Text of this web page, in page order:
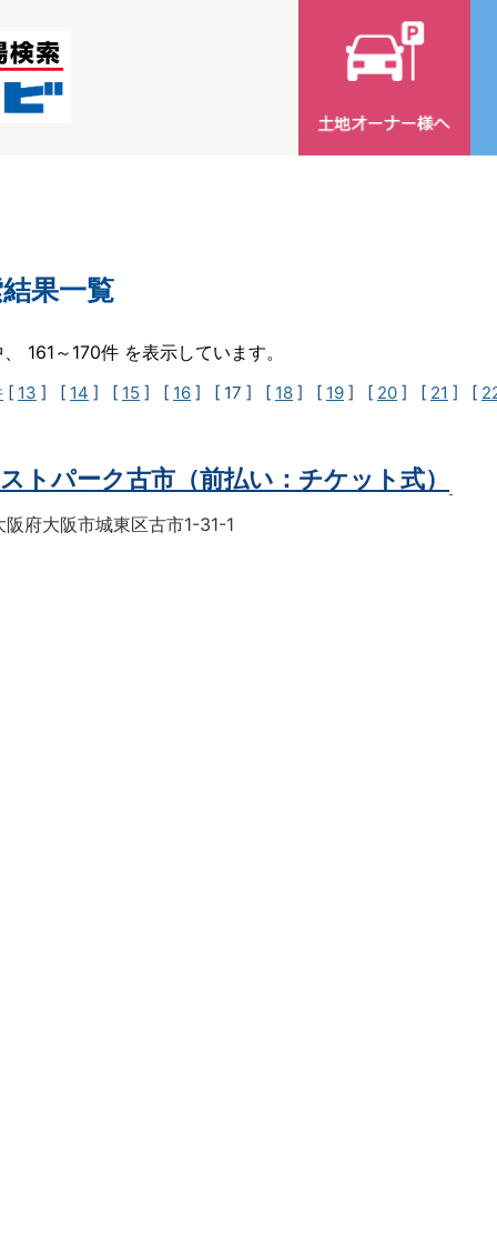
果一覧
161～170件 を表示しています。
[ 13 ] [ 14 ] [ 15 ] [ 16 ] [ 17 ] [ 18 ] [ 19 ] [ 20 ] [ 21 ] [
トパーク古市（前払い：チケット式）
阪府大阪市城東区古市1-31-1